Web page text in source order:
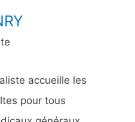
accueille les
pour tous